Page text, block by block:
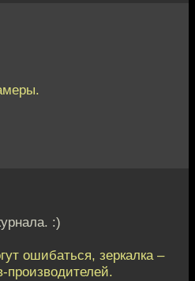
:)
ошибаться, зеркалка –